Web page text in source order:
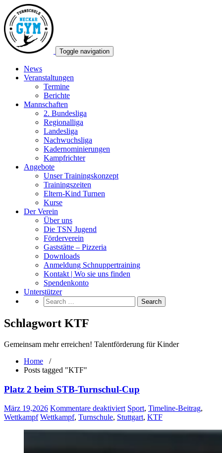
Toggle navigation
News
Veranstaltungen
Termine
Berichte
Mannschaften
2. Bundesliga
Regionalliga
Landesliga
Nachwuchsliga
Kadernominierungen
Kampfrichter
Angebote
Unser Trainingskonzept
Trainingszeiten
Eltern-Kind Turnen
Kurse
Der Verein
Über uns
Die TSN Jugend
Förderverein
Gaststätte – Pizzeria
Downloads
Anmeldung Schnuppertraining
Kontakt | Wo sie uns finden
Spendenkonto
Unterstützer
Schlagwort KTF
Gemeinsam mehr erreichen! Talentförderung für Kinder
Home /
Posts tagged "KTF"
Platz 2 beim STB-Turnschul-Cup
März 19,2026 Kommentare deaktiviertfür
Platz
beim
Sport, Timeline-Beitrag,
Wettkampf Wettkampf, Turnschule, Stuttgart, KTF